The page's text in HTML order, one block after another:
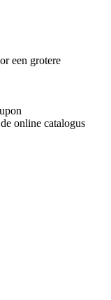
een grotere
online catalogus